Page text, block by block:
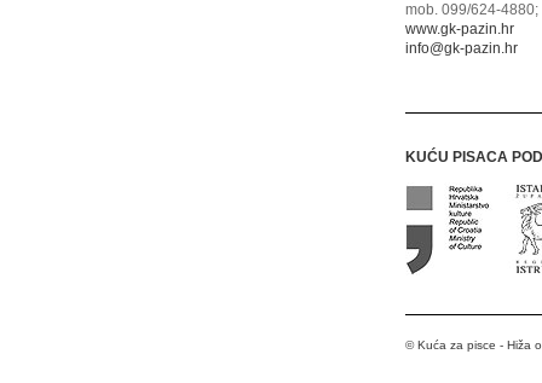
mob. 099/624-
www.gk-pazin.hr
info@gk-pazin.hr
KUĆU PISACA
© Kuća za pisce - Hiža